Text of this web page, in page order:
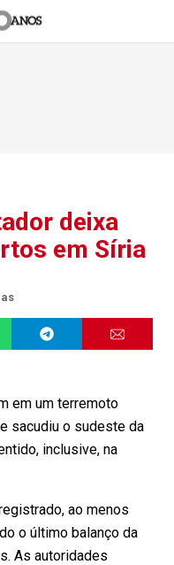
deixa
em Síria
em um terremoto
sacudiu o sudeste da
inclusive, na
ao menos
o último balanço da
As autoridades